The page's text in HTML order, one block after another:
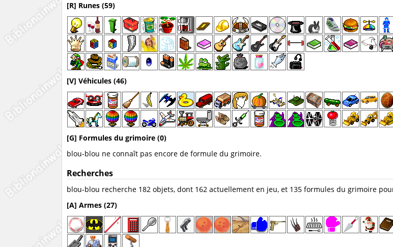
[R] Runes (59)
[V] Véhicules (46)
[G] Formules du grimoire (0)
blou-blou ne connaît pas encore de formule du grimoire.
Recherches
blou-blou recherche 182 objets, dont 162 actuellement en jeu, et 135 formules du grimoire
[A] Armes (27)